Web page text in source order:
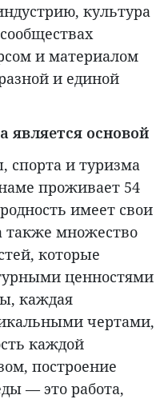
культура
и материалом
и единой
является основой
спорта и туризма
проживает 54
имеет свои
также множество
которые
ценностями
каждая
чертами,
каждой
построение
— это работа,